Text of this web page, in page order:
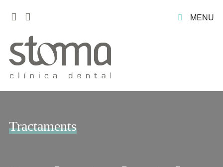
MENU
Tractaments